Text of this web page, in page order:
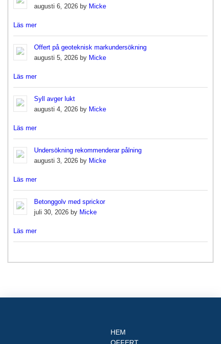
augusti 6, 2026 by Micke
Läs mer
Offert på geoteknisk markundersökning
augusti 5, 2026 by Micke
Läs mer
Syll avger lukt
augusti 4, 2026 by Micke
Läs mer
Undersökning rekommenderar pålning
augusti 3, 2026 by Micke
Läs mer
Betonggolv med sprickor
juli 30, 2026 by Micke
Läs mer
HEM
OFFERT